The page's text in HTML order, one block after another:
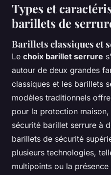
Types et
barillets de
Barillets classiques et
Le choix barillet serrure
autour de deux grandes
classiques et les barillets
modèles traditionnels
pour la protection
sécurité barillet serrure à
barillets de sécurité
plusieurs technologies,
multipoints ou la